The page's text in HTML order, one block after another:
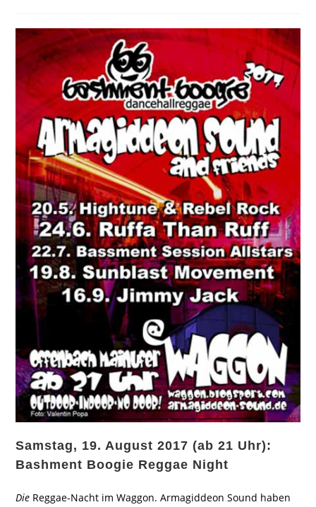
Samstag, 19. August 2017 (ab 21 Uhr):
Bashment Boogie Reggae Night
Die Reggae-Nacht im Waggon. Armagiddeon Sound haben